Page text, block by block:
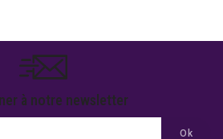
à notre newsletter